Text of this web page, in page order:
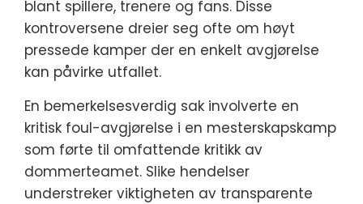
blant spillere, trenere og fans. Disse
kontroversene dreier seg ofte om høyt
pressede kamper der en enkelt avgjørelse
kan påvirke utfallet.
En bemerkelsesverdig sak involverte en
kritisk foul-avgjørelse i en mesterskapskamp
som førte til omfattende kritikk av
dommerteamet. Slike hendelser
understreker viktigheten av transparente